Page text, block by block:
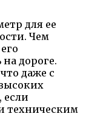
для ее
Чем
дороге.
даже с
если
техническим